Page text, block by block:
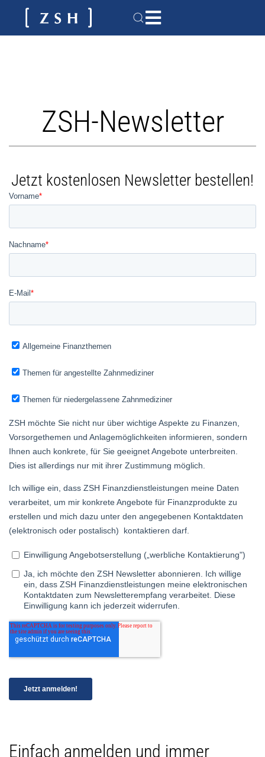
ZSH-Newsletter
Jetzt kostenlosen Newsletter bestellen!
Einfach anmelden und immer